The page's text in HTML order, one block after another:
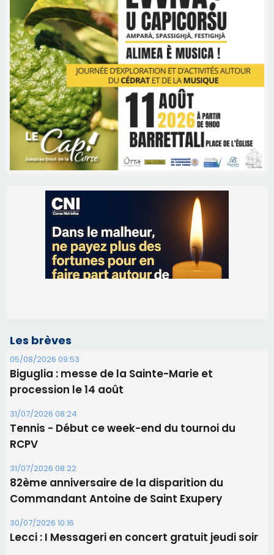
Les brèves
05/08/2026 09:53
Biguglia : messe de la Sainte-Marie et
procession le 14 août
31/07/2026 08:24
Tennis - Début ce week-end du tournoi du
RCPV
31/07/2026 08:22
82ème anniversaire de la disparition du
Commandant Antoine de Saint Exupery
30/07/2026 10:16
Lecci : I Messageri en concert gratuit jeudi soir